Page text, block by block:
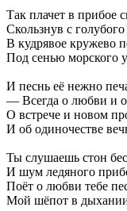
Так плачет в прибое
Скользнув с голубого
В кудрявое кружево
Под сенью морского
И песнь её нежно
— Всегда о любви и о
О встрече и новом
И об одиночестве
Ты слушаешь стон
И шум ледяного
Поёт о любви тебе
Мой шёпот в